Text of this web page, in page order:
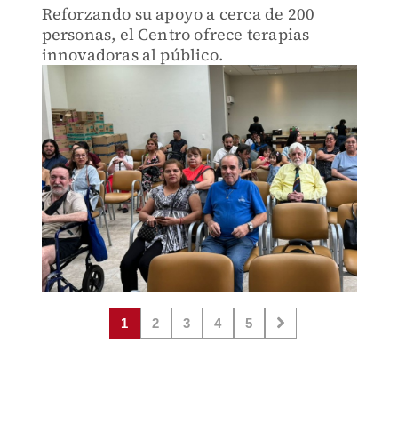
Reforzando su apoyo a cerca de 200
personas, el Centro ofrece terapias
innovadoras al público.
1 2 3 4 5